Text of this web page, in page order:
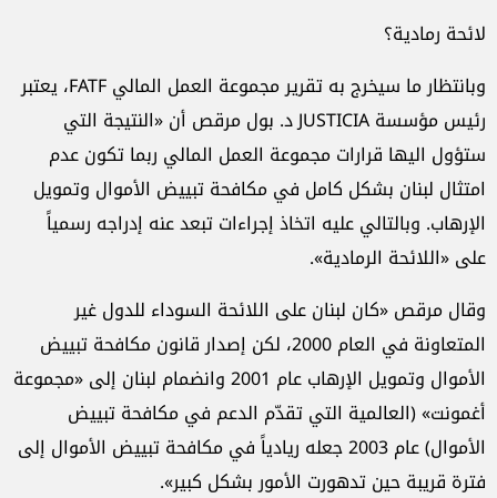
لائحة رمادية؟
وبانتظار ما سيخرج به تقرير مجموعة العمل المالي FATF، يعتبر
رئيس مؤسسة JUSTICIA د. بول مرقص أن «النتيجة التي
ستؤول اليها قرارات مجموعة العمل المالي ربما تكون عدم
امتثال لبنان بشكل كامل في مكافحة تبييض الأموال وتمويل
الإرهاب. وبالتالي عليه اتخاذ إجراءات تبعد عنه إدراجه رسمياً
على «اللائحة الرمادية».
وقال مرقص «كان لبنان على اللائحة السوداء للدول غير
المتعاونة في العام 2000، لكن إصدار قانون مكافحة تبييض
الأموال وتمويل الإرهاب عام 2001 وانضمام لبنان إلى «مجموعة
أغمونت» (العالمية التي تقدّم الدعم في مكافحة تبييض
الأموال) عام 2003 جعله ريادياً في مكافحة تبييض الأموال إلى
فترة قريبة حين تدهورت الأمور بشكل كبير».